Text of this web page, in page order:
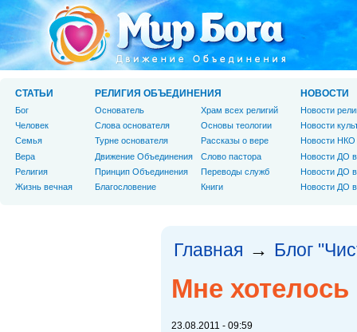
Главная → Блог
Мне
23.08.2011 - 09:59
СТАТЬИ
Бог
Человек
Cемья
Вера
Религия
Жизнь вечная
РЕЛИГИЯ ОБЪЕДИНЕНИЯ
Основатель
Слова основателя
Турне основателя
Движение Объединения
Принцип Объединения
Благословение
Храм всех религий
Основы теологии
Рассказы о вере
Слово пастора
Переводы служб
Книги
НОВОСТИ
Новости
Новости
Новости НКО
Новости ДО
Новости ДО
Новости ДО